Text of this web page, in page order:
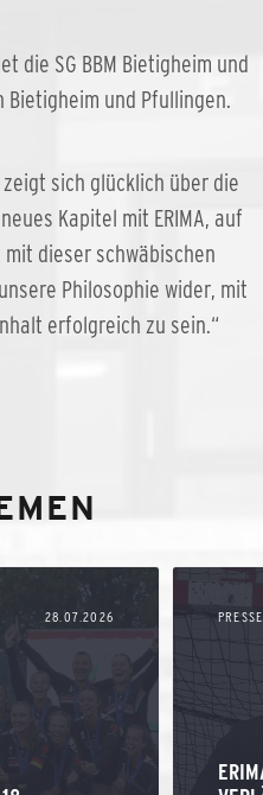
die SG BBM Bietigheim und
Bietigheim und Pfullingen.
sich glücklich über die
Kapitel mit ERIMA, auf
dieser schwäbischen
Philosophie wider, mit
erfolgreich zu sein.“
28.07.2026 PRESSE